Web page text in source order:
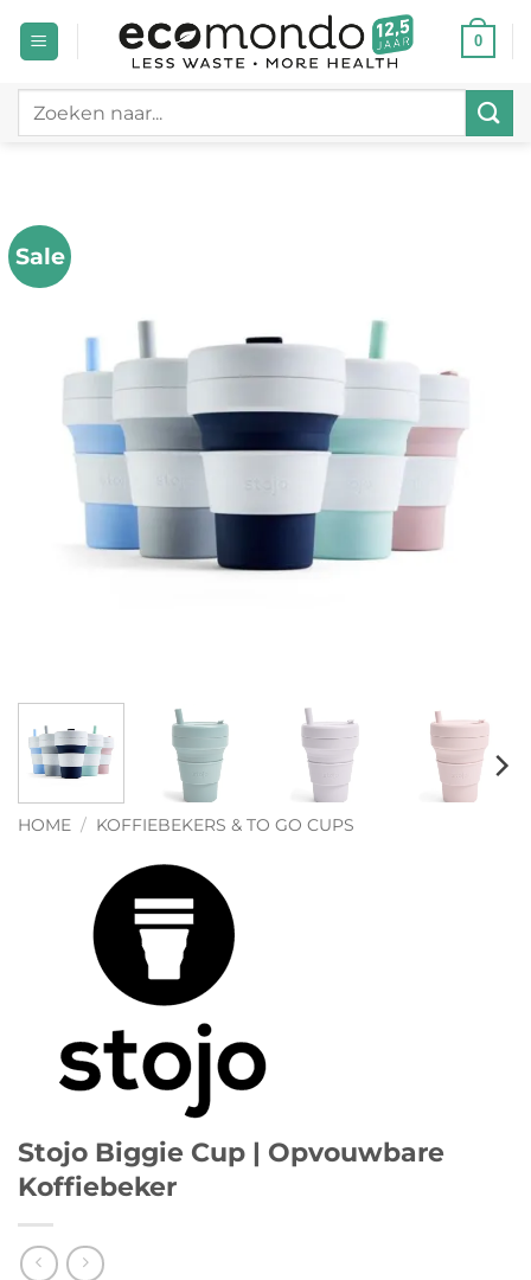
naar
0
Zoeken
Sale
HOME / KOFFIEBEKERS & TO GO CUPS
Stojo Biggie Cup | Opvouwbare
Koffiebeker